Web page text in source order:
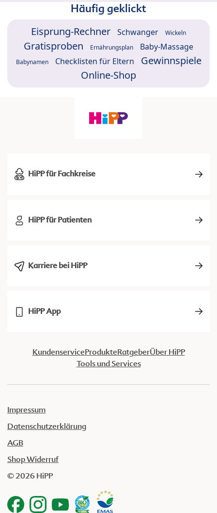
Häufig geklickt
Eisprung-Rechner Schwanger Wickeln
Gratisproben Ernährungsplan Baby-Massage
Babynamen Checklisten für Eltern
Gewinnspiele
Online-Shop
HiPP für Fachkreise
HiPP für Patienten
Karriere bei HiPP
HiPP App
KundenserviceProdukteRatgeberÜber HiPP
Tools und Services
Impressum
Datenschutzerklärung
AGB
Shop Widerruf
© 2026 HiPP